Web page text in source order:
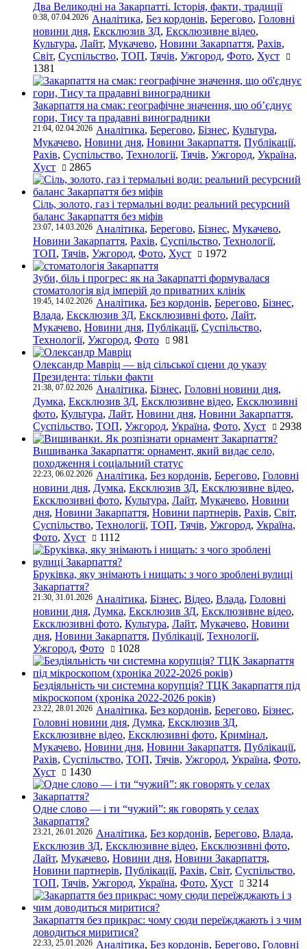
Два Великодні на Закарпатті. Історія, факти, традиції
0:38, 07.04.2026 Аналітика, Без кордонів, Берегово, Головні
новини дня, Ексклюзив ЗД, Ексклюзивне відео,
Культура, Лайт, Мукачево, Новини Закарпаття, Рахів,
Світ, Суспільство, ТОП, Тячів, Ужгород, Фото, Хуст
1381
Закарпаття на смак: географічне значення, що об’єднує
гори, Тису та прадавні виноградники
21:04, 02.04.2026 Аналітика, Берегово, Бізнес, Культура,
Мукачево, Новини дня, Новини Закарпаття, Публікації,
Рахів, Суспільство, Технології, Тячів, Ужгород, Україна,
Хуст
2865
Сіль, золото, газ і термальні води: реальний ресурсний
баланс Закарпаття без міфів
23:07, 14.03.2026 Аналітика, Берегово, Бізнес, Мукачево,
Новини Закарпаття, Рахів, Суспільство, Технології,
ТОП, Тячів, Ужгород, Фото, Хуст 1972
Зуби, біль і прогрес: як на Закарпатті формувалася
стоматологія від імперій до приватних клінік
19:45, 14.02.2026 Аналітика, Без кордонів, Берегово, Бізнес,
Влада, Ексклюзив ЗД, Ексклюзивні фото, Лайт,
Мукачево, Новини дня, Публікації, Суспільство,
Технології, Ужгород, Фото 981
Олександр Мавріц — від сільської сцени до указу
Президента: тільки факти
21:38, 07.02.2026 Аналітика, Бізнес, Головні новини дня,
Думка, Ексклюзив ЗД, Ексклюзивне відео, Ексклюзивні
фото, Культура, Лайт, Новини дня, Новини Закарпаття,
Суспільство, ТОП, Ужгород, Україна, Фото, Хуст 2938
Вишиванка Закарпаття: орнамент, який видає село,
походження і соціальний статус
22:23, 06.02.2026 Аналітика, Без кордонів, Берегово, Головні
новини дня, Думка, Ексклюзив ЗД, Ексклюзивне відео,
Ексклюзивні фото, Культура, Лайт, Мукачево, Новини
дня, Новини Закарпаття, Новини партнерів, Рахів, Світ,
Суспільство, Технології, ТОП, Тячів, Ужгород, Україна,
Фото, Хуст 1112
Бруківка, яку знімають і нищать: з чого зроблені вулиці
Закарпаття?
21:30, 31.01.2026 Аналітика, Бізнес, Відео, Влада, Головні
новини дня, Думка, Ексклюзив ЗД, Ексклюзивне відео,
Ексклюзивні фото, Культура, Лайт, Мукачево, Новини
дня, Новини Закарпаття, Публікації, Технології,
Ужгород, Фото 1028
Бездіяльність чи системна корупція? ТЦК Закарпаття під
мікроскопом (хроніка 2022-2026 років)
23:22, 28.01.2026 Аналітика, Без кордонів, Берегово, Бізнес,
Головні новини дня, Думка, Ексклюзив ЗД,
Ексклюзивне відео, Ексклюзивні фото, Кримінал,
Мукачево, Новини дня, Новини Закарпаття, Публікації,
Рахів, Суспільство, ТОП, Тячів, Ужгород, Україна, Фото,
Хуст
1430
Одне слово — і ти “чужий”: як говорять у селах
Закарпаття?
23:21, 26.01.2026 Аналітика, Без кордонів, Берегово, Влада,
Ексклюзив ЗД, Ексклюзивне відео, Ексклюзивні фото,
Лайт, Мукачево, Новини дня, Новини Закарпаття,
Новини партнерів, Публікації, Рахів, Світ, Суспільство,
ТОП, Тячів, Ужгород, Україна, Фото, Хуст 3214
Закарпаття без прикрас: чому сюди переїжджають і з чим
доводиться миритися?
22:33, 25.01.2026 Аналітика, Без кордонів, Берегово, Головні